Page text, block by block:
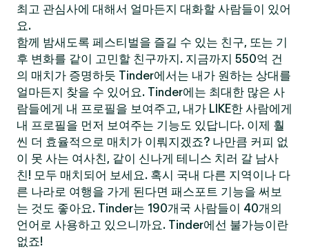
최고 관심사에 대해서 얼마든지 대화할 사람들이 있어
요.
함께 밤새도록 페스티벌을 즐길 수 있는 친구, 또는 기
후 변화를 같이 고민할 친구까지. 지금까지 550억 건
의 매치가 증명하듯 Tinder에서는 내가 원하는 상대를
얼마든지 찾을 수 있어요. Tinder에는 최대한 많은 사
람들에게 내 프로필을 보여주고, 내가 LIKE한 사람에게
내 프로필을 먼저 보여주는 기능도 있답니다. 이제 훨
씬 더 효율적으로 매치가 이뤄지겠죠? 나만큼 커피 없
이 못 사는 여사친, 같이 신나게 테니스 치러 갈 남사
친! 모두 매치되어 보세요. 혹시 국내 다른 지역이나 다
른 나라로 여행을 가게 된다면 패스포트 기능을 써보
는 것도 좋아요. Tinder는 190개국 사람들이 40개의
언어로 사용하고 있으니까요. Tinder에선 불가능이란
없죠!